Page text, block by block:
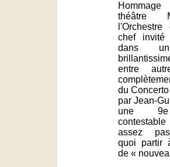
théâtre
chef invité
dans un
entre
du
par Jean-
une 9e
contestable
assez
quoi partir
de «